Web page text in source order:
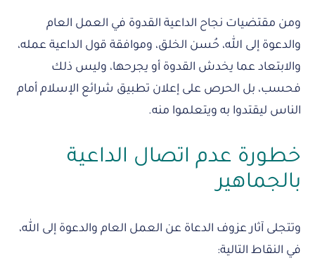
ومن مقتضيات نجاح الداعية القدوة في العمل العام
والدعوة إلى الله، حُسن الخلق، وموافقة قول الداعية عمله،
والابتعاد عما يخدش القدوة أو يجرحها، وليس ذلك
فحسب، بل الحرص على إعلان تطبيق شرائع الإسلام أمام
الناس ليقتدوا به ويتعلموا منه.
خطورة عدم اتصال الداعية
بالجماهير
وتتجلى آثار عزوف الدعاة عن العمل العام والدعوة إلى الله،
في النقاط التالية: